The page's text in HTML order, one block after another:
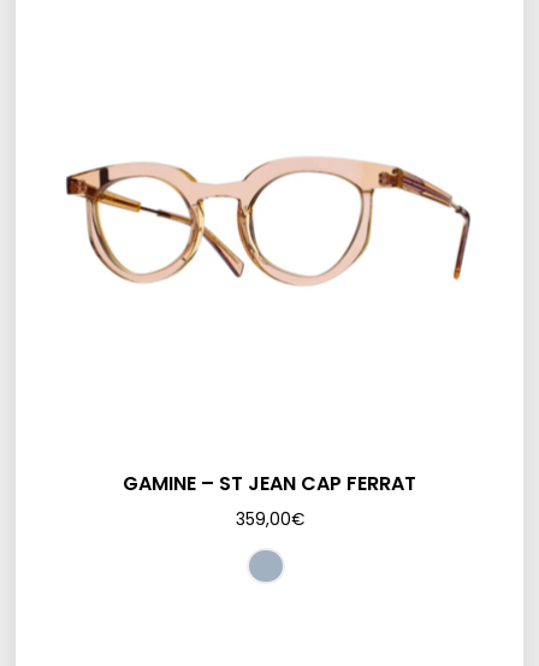
GAMINE – ST JEAN CAP FERRAT
359,00€